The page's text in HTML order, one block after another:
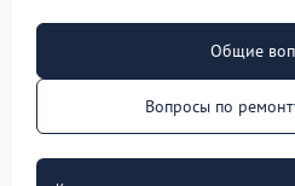
Общие
Вопросы по